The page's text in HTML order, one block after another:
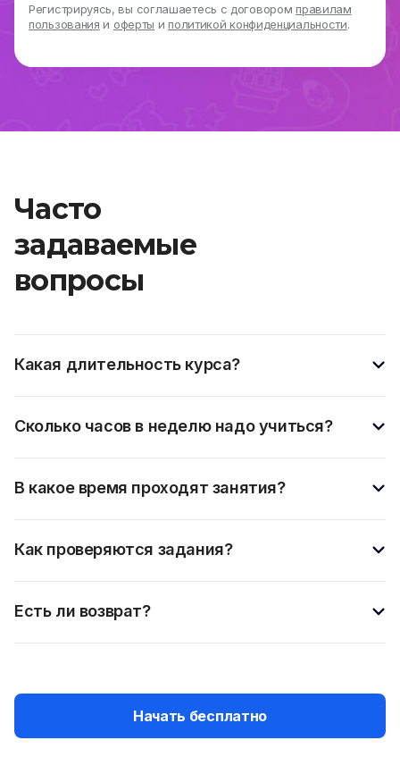
Регистрируясь, вы соглашаетесь с договоромправилам
пользования и оферты иполитикой конфиденциальности.
Часто
задаваемые
вопросы
Начать бесплатно
Какая длительность курса?
Сколько часов в неделю надо учиться?
В какое время проходят занятия?
Как проверяются задания?
Есть ли возврат?